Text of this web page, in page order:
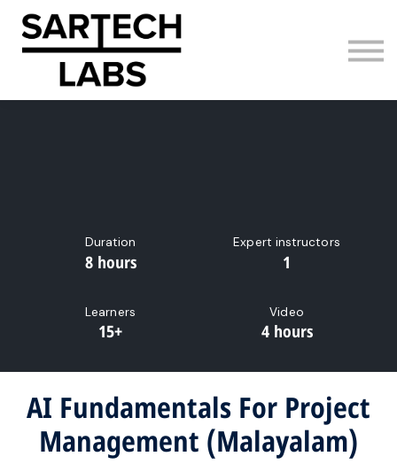
AI Adoption
About us
Duration
8 hours
Expert instructors
1
Learners
15+
Video
4 hours
AI Fundamentals For Project
Management (Malayalam)